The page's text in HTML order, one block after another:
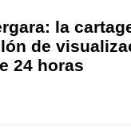
la
de
24 horas